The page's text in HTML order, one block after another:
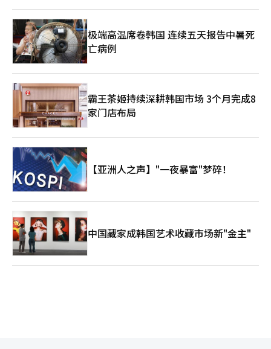
极端高温席卷韩国 连续五天报告中暑死
亡病例
霸王茶姬持续深耕韩国市场 3个月完成8
家门店布局
【亚洲人之声】"一夜暴富"梦碎！
中国藏家成韩国艺术收藏市场新"金主"